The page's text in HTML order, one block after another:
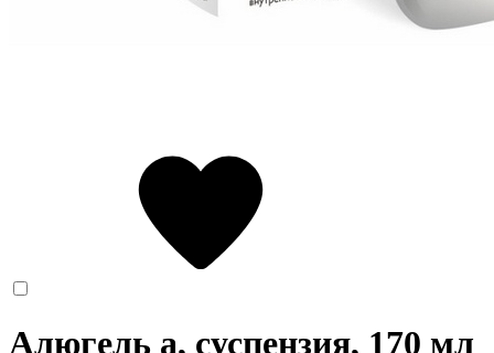
Алюгель а, суспензия, 170 мл